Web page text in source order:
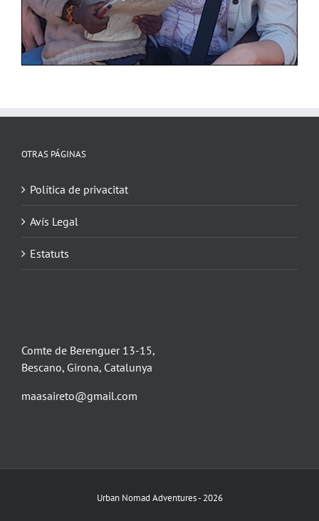
OTRAS PÁGINAS
Política de privacitat
Avís Legal
Estatuts
Comte de Berenguer 13-15,
Bescano, Girona, Catalunya
maasaireto@gmail.com
Urban Nomad Adventures - 2026